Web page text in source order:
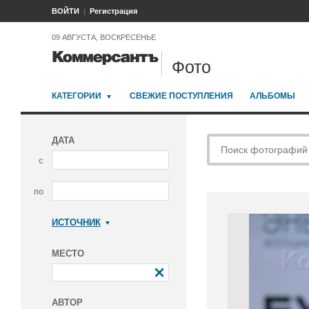
ВОЙТИ Регистрация
09 АВГУСТА, ВОСКРЕСЕНЬЕ
Фото
КАТЕГОРИИ СВЕЖИЕ ПОСТУПЛЕНИЯ АЛЬБОМЫ
ДАТА
с
по
ИСТОЧНИК
МЕСТО
АВТОР